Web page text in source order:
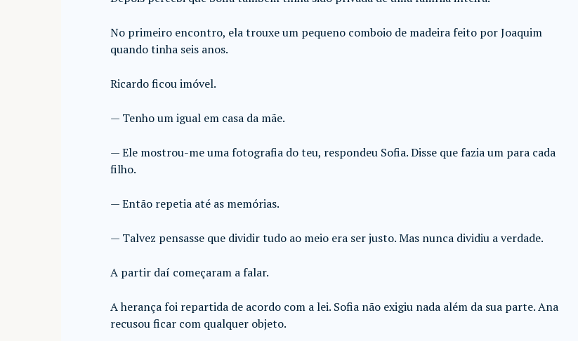
No primeiro encontro, ela trouxe um pequeno comboio de madeira feito por Joaquim
quando tinha seis anos.
Ricardo ficou imóvel.
— Tenho um igual em casa da mãe.
— Ele mostrou-me uma fotografia do teu, respondeu Sofia. Disse que fazia um para cada
filho.
— Então repetia até as memórias.
— Talvez pensasse que dividir tudo ao meio era ser justo. Mas nunca dividiu a verdade.
A partir daí começaram a falar.
A herança foi repartida de acordo com a lei. Sofia não exigiu nada além da sua parte. Ana
recusou ficar com qualquer objeto.